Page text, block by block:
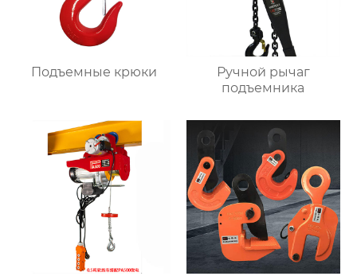
Подъемные крюки
Ручной рычаг
подъемника